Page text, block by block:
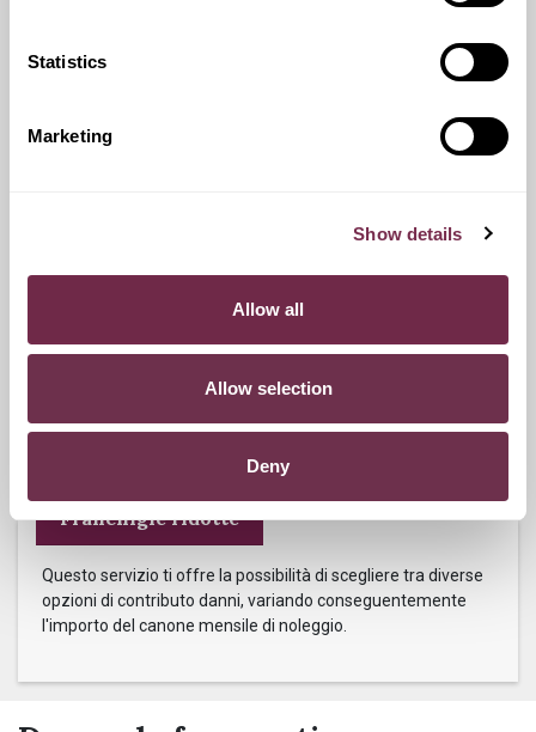
Statistics
Marketing
Show details
Allow all
Allow selection
Deny
Ritiro Usato
I nostri esperti ti forniranno una valutazione gratuita della
Durante i mesi invernali potrai equipaggiare la tua vettura
dotazione), o in alternativa, qualora fosse possibile, con
Franchigie ridotte
Questo servizio ti offre la possibilità di scegliere tra diverse
opzioni di contributo danni, variando conseguentemente
l'importo del canone mensile di noleggio.